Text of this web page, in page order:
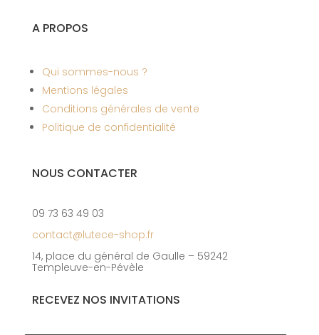
A PROPOS
Qui sommes-nous ?
Mentions légales
Conditions générales de vente
Politique de confidentialité
NOUS CONTACTER
09 73 63 49 03
contact@lutece-shop.fr
14, place du général de Gaulle – 59242
Templeuve-en-Pévèle
RECEVEZ NOS INVITATIONS